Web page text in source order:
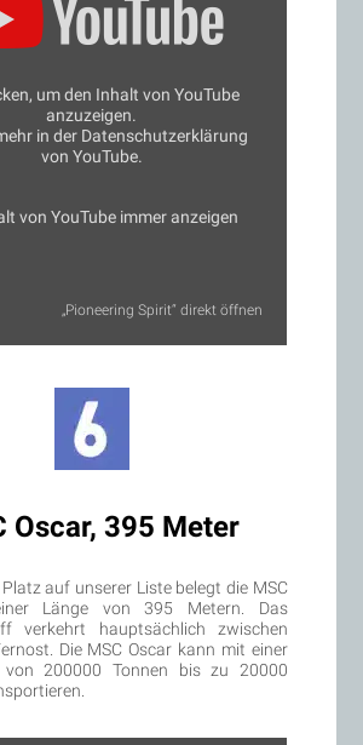
um den Inhalt von YouTube
anzuzeigen.
in der Datenschutzerklärung
von YouTube.
von YouTube immer anzeigen
„Pioneering Spirit“ direkt öffnen
Oscar, 395 Meter
auf unserer Liste belegt die MSC
Länge von 395 Metern. Das
verkehrt hauptsächlich zwischen
Die MSC Oscar kann mit einer
von 200000 Tonnen bis zu 20000